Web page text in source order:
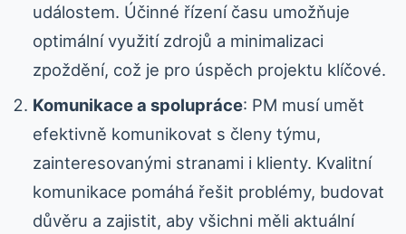
událostem. Účinné řízení času umožňuje
optimální využití zdrojů a minimalizaci
zpoždění, což je pro úspěch projektu klíčové.
Komunikace a spolupráce: PM musí umět
efektivně komunikovat s členy týmu,
zainteresovanými stranami i klienty. Kvalitní
komunikace pomáhá řešit problémy, budovat
důvěru a zajistit, aby všichni měli aktuální